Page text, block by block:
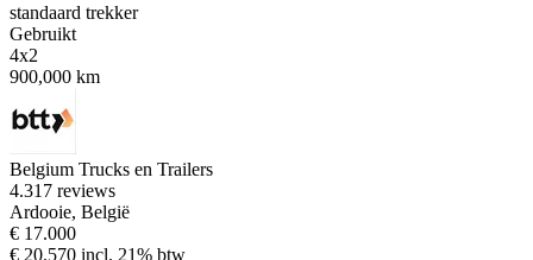
standaard trekker
Gebruikt
4x2
900,000 km
Belgium Trucks en Trailers
4.317 reviews
Ardooie, België
€ 17.000
€ 20.570 incl. 21% btw